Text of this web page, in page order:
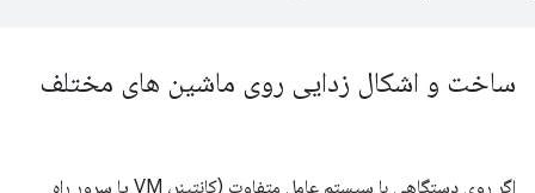
ساخت و اشکال زدایی روی ماشین های مختلف
اگر روی دستگاهی با سیستم عامل متفاوت (کانتینر، VM یا سرور راه